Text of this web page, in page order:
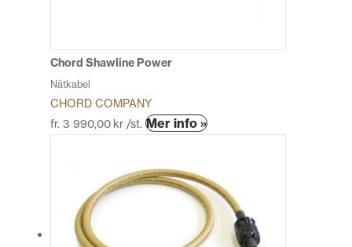
Chord Shawline Power
Nätkabel
CHORD COMPANY
fr. 3 990,00 kr /st. Mer info »Den
har
flera
varianter.
De